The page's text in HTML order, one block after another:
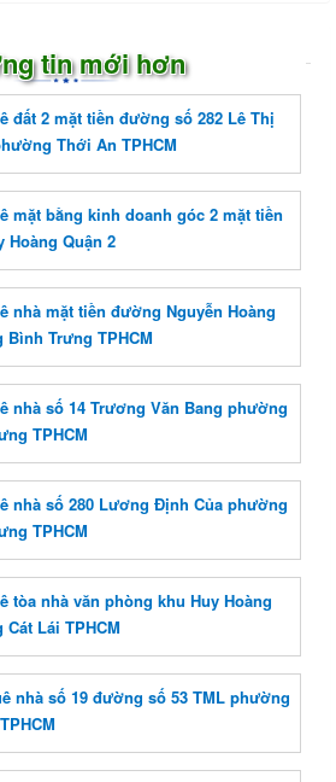
tin mới hơn
đất 2 mặt tiền đường số 282 Lê Thị
Thới An TPHCM
mặt bằng kinh doanh góc 2 mặt tiền
Hoàng Quận 2
nhà mặt tiền đường Nguyễn Hoàng
Trưng TPHCM
nhà số 14 Trương Văn Bang phường
TPHCM
nhà số 280 Lương Định Của phường
TPHCM
tòa nhà văn phòng khu Huy Hoàng
Lái TPHCM
nhà số 19 đường số 53 TML phường